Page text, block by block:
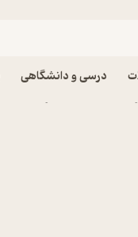
درسی و دانشگاهی